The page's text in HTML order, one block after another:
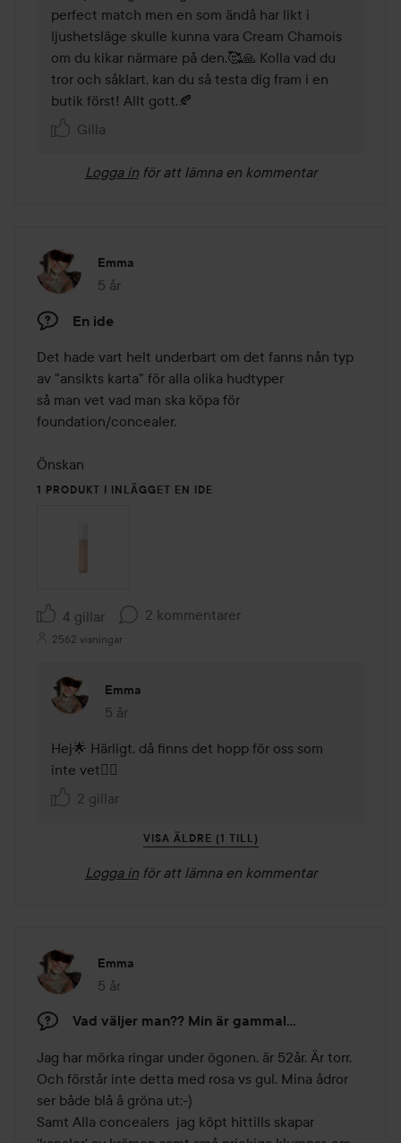
perfect match men en som ändå har likt i
ljushetsläge skulle kunna vara Cream Chamois
om du kikar närmare på den.🥰🙏 Kolla vad du
tror och såklart, kan du så testa dig fram i en
butik först! Allt gott.🍂
Gilla
Logga in för att lämna en kommentar
Emma
5 år
Inlägget skapades 5 år
En ide
Det hade vart helt underbart om det fanns nån typ
av "ansikts karta" för alla olika hudtyper
så man vet vad man ska köpa för
foundation/concealer.
Önskan
1 PRODUKT I INLÄGGET EN IDE
4 gillar 2 kommentarer
2562 visningar
Emma
5 år
Kommentaren lades 5 år
Hej🌟 Härligt, då finns det hopp för oss som
inte vet👍🏻
2 gillar
VISA ÄLDRE (1 TILL)
Logga in för att lämna en kommentar
Emma
5 år
Inlägget skapades 5 år
Vad väljer man?? Min är gammal...
Jag har mörka ringar under ögonen, är 52år. Är torr.
Och förstår inte detta med rosa vs gul. Mina ådror
ser både blå å gröna ut:-)
Samt Alla concealers  jag köpt hittills skapar